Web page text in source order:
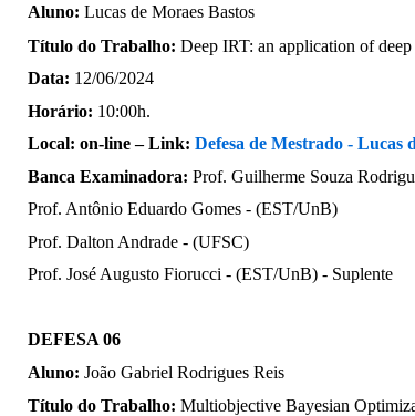
Aluno: Lucas de Moraes Bastos
Título do Trabalho: Deep IRT: an application of
Data: 12/06/2024
Horário: 10:00h.
Local: on-line –Link: Defesa de Mestrado - Lucas
Banca Examinadora: Prof. Guilherme Souza
Prof. Antônio Eduardo Gomes - (EST/UnB)
Prof. Dalton Andrade - (UFSC)
Prof. José Augusto Fiorucci - (EST/UnB) - Suplente
DEFESA 06
Aluno: João Gabriel Rodrigues Reis
Título do Trabalho: Multiobjective Bayesian